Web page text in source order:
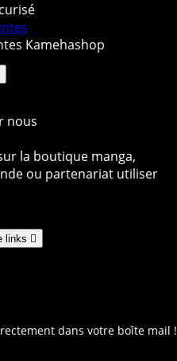
dans votre boîte mail !
Kamehashop
nous
la boutique manga,
ou partenariat utiliser
links 